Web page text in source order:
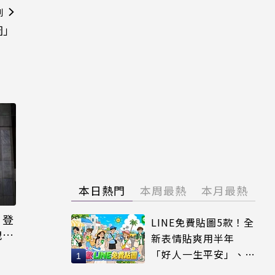
本日熱門 本周最熱 本月最熱
LINE免費貼圖5款！全
新表情貼爽用半年
「好人一生平安」、